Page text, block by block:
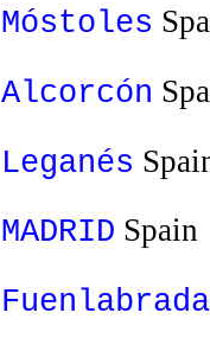
Móstoles
Alcorcón
Leganés
MADRID Spain
Fuenlabrada